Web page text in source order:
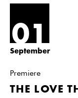
01
September
Premiere
THE LOVE